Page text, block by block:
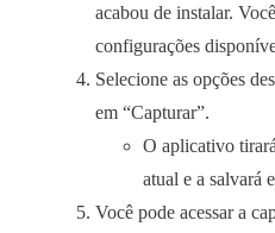
acabou de instalar.
configurações
Selecione as opções
em “Capturar”.
O aplicativo
atual e a salvará
Você pode acessar a